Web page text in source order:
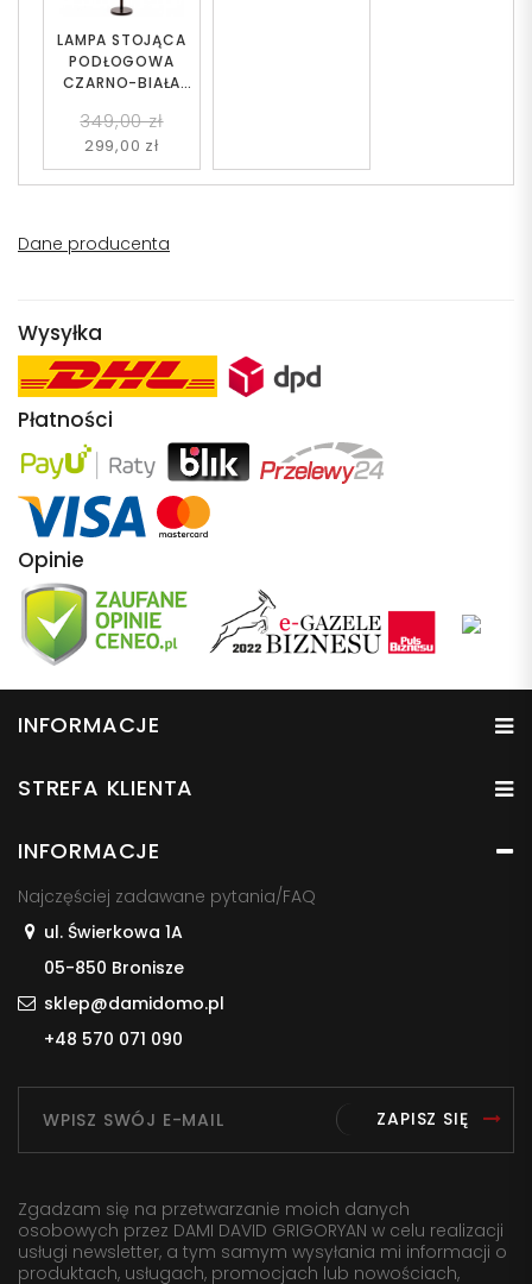
LAMPA STOJĄCA
PODŁOGOWA
CZARNO-BIAŁA
349,00 zł
299,00 zł
Dane producenta
Wysyłka
Płatności
Opinie
INFORMACJE
STREFA KLIENTA
INFORMACJE
Najczęściej zadawane pytania/FAQ
ul. Świerkowa 1A
05-850 Bronisze
sklep@damidomo.pl
+48 570 071 090
ZAPISZ SIĘ
Zgadzam się na przetwarzanie moich danych
osobowych przez DAMI DAVID GRIGORYAN w celu realizacji
usługi newsletter, a tym samym wysyłania mi informacji o
produktach, usługach, promocjach lub nowościach,